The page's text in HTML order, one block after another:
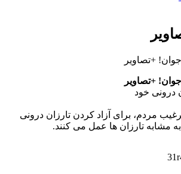
+تصاویر
+تصاویر
درونی خود
مردم، برای آزاد کردن تارزان درونی
مشابه تارزان ها عمل می کنند.